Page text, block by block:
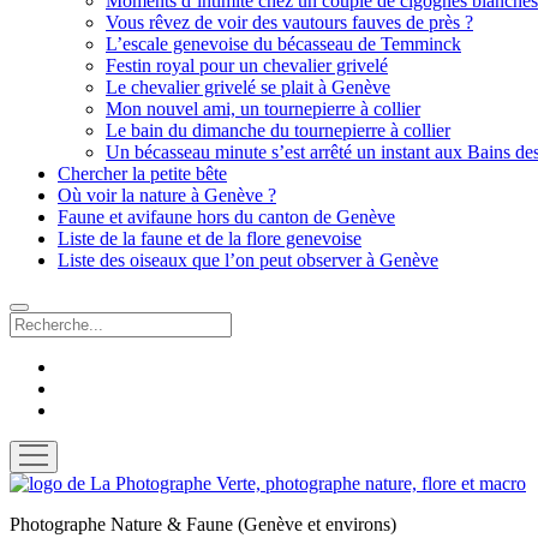
Vous rêvez de voir des vautours fauves de près ?
L’escale genevoise du bécasseau de Temminck
Festin royal pour un chevalier grivelé
Le chevalier grivelé se plait à Genève
Mon nouvel ami, un tournepierre à collier
Le bain du dimanche du tournepierre à collier
Un bécasseau minute s’est arrêté un instant aux Bains
Chercher la petite bête
Où voir la nature à Genève ?
Faune et avifaune hors du canton de Genève
Liste de la faune et de la flore genevoise
Liste des oiseaux que l’on peut observer à Genève
Recherche
ouvrir
menu
La
Verte
Photographe Nature & Faune (Genève et environs)